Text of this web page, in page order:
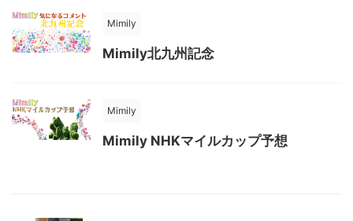
Mimily
Mimily北九州記念
Mimily
Mimily NHKマイルカップ予想